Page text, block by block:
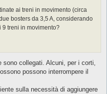
ai treni in movimento (circa
bosters da 3,5 A, considerando
treni in movimento?
sono collegati. Alcuni, per i corti,
possono interrompere il
sulla necessità di aggiungere